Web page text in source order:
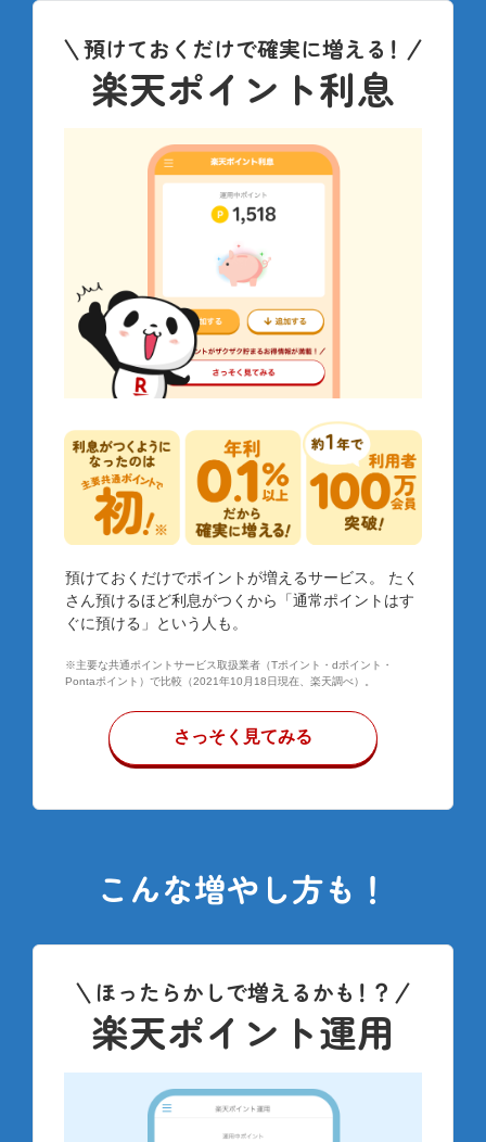
預けておくだけで確実に増える ！
楽天ポイント利息
預けておくだけでポイントが増えるサービス。 たく
さん預けるほど利息がつくから「通常ポイントはす
ぐに預ける」という人も。
※主要な共通ポイントサービス取扱業者（Tポイント・dポイント・
Pontaポイント）で比較（2021年10月18日現在、楽天調べ）。
さっそく見てみる
こんな増やし方も！
ほったらかしで増えるかも！？
楽天ポイント運用